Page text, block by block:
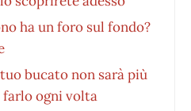
ha un foro sul fondo?
bucato non sarà più
ogni volta